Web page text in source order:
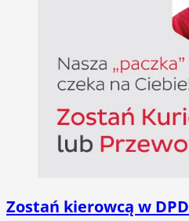
Zostań kierowcą w DPD